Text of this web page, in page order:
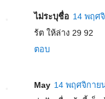
ไม่ระบุชื่อ 14 พฤศ
ร้ต ให้ล่าง 29 92
ตอบ
May 14 พฤศจิกาย